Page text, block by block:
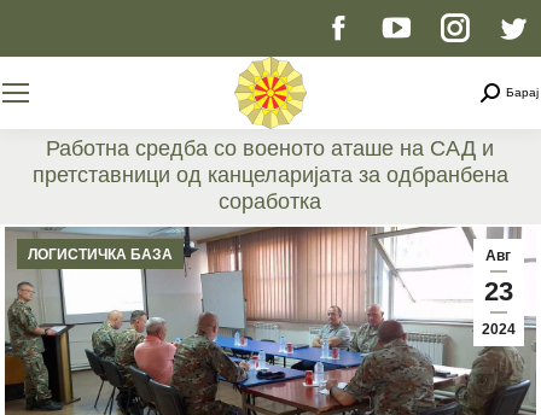
Facebook
opens
new
window
YouTube
opens
window
page
opens
new
window
Барај
Работна средба со военото аташе на САД и
претставници од канцеларијата за одбранбена
соработка
You are here:
Авг
23
2024
ЛОГИСТИЧКА БАЗА